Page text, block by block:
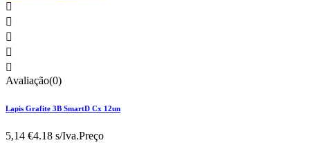





Avaliação(0)
Lapis Grafite 3B SmartD Cx 12un
5,14 €4.18 s/Iva.Preço